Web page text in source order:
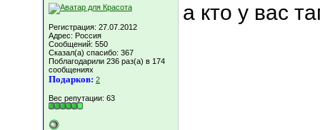
Регистрация: 27.07.2012
Адрес: Россия
Сообщений: 550
Сказал(а) спасибо: 367
Поблагодарили 236 раз(а) в 174
сообщениях
Подарков: 2
Вес репутации: 63
а кто у вас